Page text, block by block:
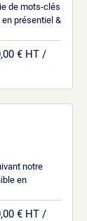
de mots-clés
présentiel &
€ HT /
notre
en
€ HT /